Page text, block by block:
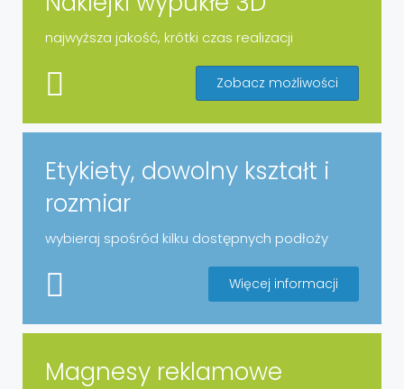
najwyższa jakość, krótki czas realizacji
Zobacz możliwości
Etykiety, dowolny kształt i
rozmiar
wybieraj spośród kilku dostępnych podłoży
Więcej informacji
Magnesy reklamowe